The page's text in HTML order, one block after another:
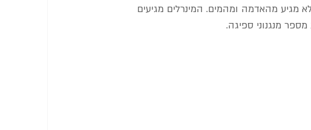
מגיע מהאדמה ומהמים. המינרלים מגיעים
מנגנוני ספיגה.